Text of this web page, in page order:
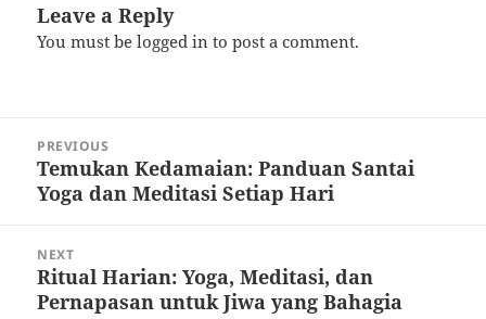
Leave a Reply
You must belogged in to post a comment.
navigation
PREVIOUS
Previous
post:
Temukan Kedamaian: Panduan Santai
Yoga dan Meditasi Setiap Hari
NEXT
Next
post:
Ritual Harian: Yoga, Meditasi, dan
Pernapasan untuk Jiwa yang Bahagia